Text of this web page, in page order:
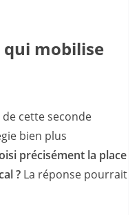
qui mobilise
cette seconde
bien plus
précisément la place
? La réponse pourrait